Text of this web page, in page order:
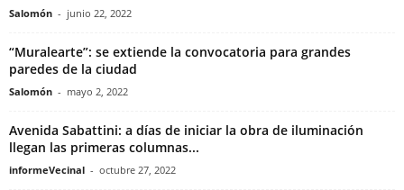
Salomón - junio 22, 2022
“Muralearte”: se extiende la convocatoria para grandes
paredes de la ciudad
Salomón - mayo 2, 2022
Avenida Sabattini: a días de iniciar la obra de iluminación
llegan las primeras columnas...
informeVecinal - octubre 27, 2022